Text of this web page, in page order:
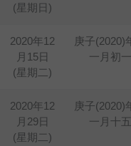
(星期日)
2020年12
月15日
(星期二)
庚子(2020)
一月初一
2020年12
月29日
(星期二)
庚子(2020)
一月十五